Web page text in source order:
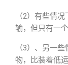
（2）有些情
输，但只有一
（3）、另一
物，比装着低